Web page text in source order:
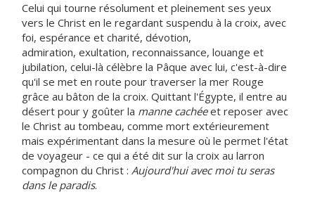
Celui qui tourne résolument et pleinement ses yeux
vers le Christ en le regardant suspendu à la croix, avec
foi, espérance et charité, dévotion,
admiration, exultation, reconnaissance, louange et
jubilation, celui-là célèbre la Pâque avec lui, c'est-à-dire
qu'il se met en route pour traverser la mer Rouge
grâce au bâton de la croix. Quittant l'Égypte, il entre au
désert pour y goûter la manne cachéeet reposer avec
le Christ au tombeau, comme mort extérieurement
mais expérimentant dans la mesure où le permet l'état
de voyageur - ce qui a été dit sur la croix au larron
compagnon du Christ : Aujourd'hui avec moi tu seras
dans le paradis.